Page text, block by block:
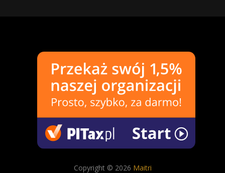
Copyright © 2026 Maitri